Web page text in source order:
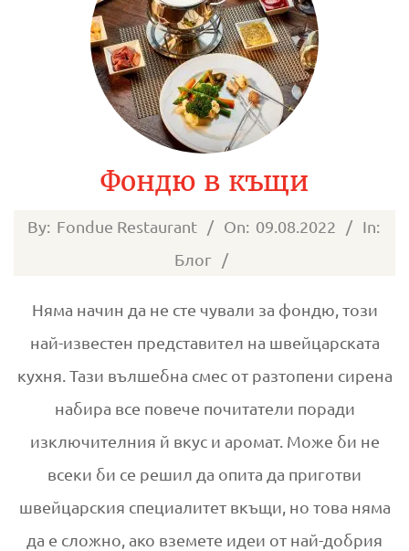
Фондю в къщи
2022-
By: Fondue Restaurant On: 09.08.2022
In:
Блог
Няма начин да не сте чували за фондю, този
най-известен представител на швейцарската
кухня. Тази вълшебна смес от разтопени сирена
набира все повече почитатели поради
изключителния й вкус и аромат. Може би не
всеки би се решил да опита да приготви
швейцарския специалитет вкъщи, но това няма
да е сложно, ако вземете идеи от най-добрия